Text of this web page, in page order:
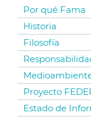
Por qué Fama
Historia
Filosofía
Proyecto
Estado de